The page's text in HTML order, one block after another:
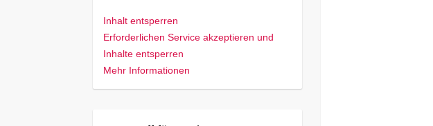
Inhalt entsperren
Erforderlichen Service akzeptieren und
Inhalte entsperren
Mehr Informationen